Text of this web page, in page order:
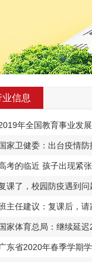
业信息
年全国教育事业发
国家卫健委：出台疫情
考的临近 孩子出现紧
课了，校园防疫遇到问
主任建议：复课后，
国家体育总局：继续延
广东省2020年春季学期